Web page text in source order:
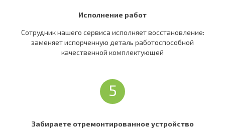
Исполнение работ
Сотрудник нашего сервиса исполняет восстановление:
заменяет испорченную деталь работоспособной
качественной комплектующей
5
Забираете отремонтированное устройство